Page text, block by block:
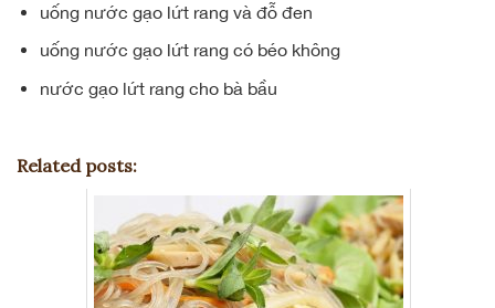
uống nước gạo lứt rang và đỗ đen
uống nước gạo lứt rang có béo không
nước gạo lứt rang cho bà bầu
Related posts: